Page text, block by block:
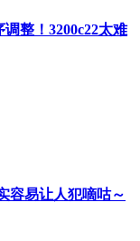
整！3200c22太难
容易让人犯嘀咕～